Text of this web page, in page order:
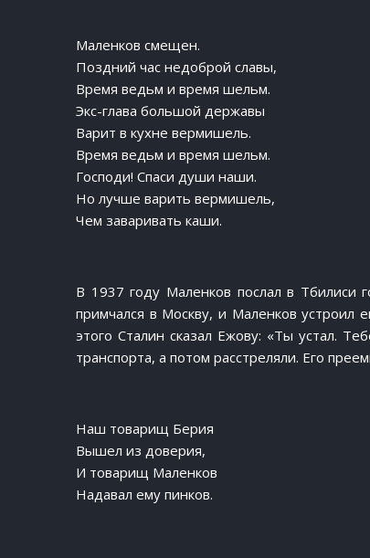
Маленков смещен.
Поздний час недоброй славы,
Время ведьм и время шельм.
Экс-глава большой державы
Варит в кухне вермишель.
Время ведьм и время шельм.
Господи! Спаси души наши.
Но лучше варить вермишель,
Чем заваривать каши.
В 1937 году Маленков послал в Тбилиси
примчался в Москву, и Маленков устроил
этого Сталин сказал Ежову: «Ты устал.
транспорта, а потом расстреляли. Его
Наш товарищ Берия
Вышел из доверия,
И товарищ Маленков
Надавал ему пинков.